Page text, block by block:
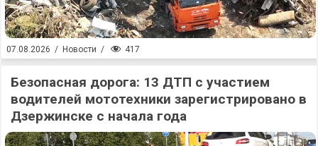
07.08.2026 / Новости / 417
Безопасная дорога: 13 ДТП с участием
водителей мототехники зарегистрировано в
Дзержинске с начала года